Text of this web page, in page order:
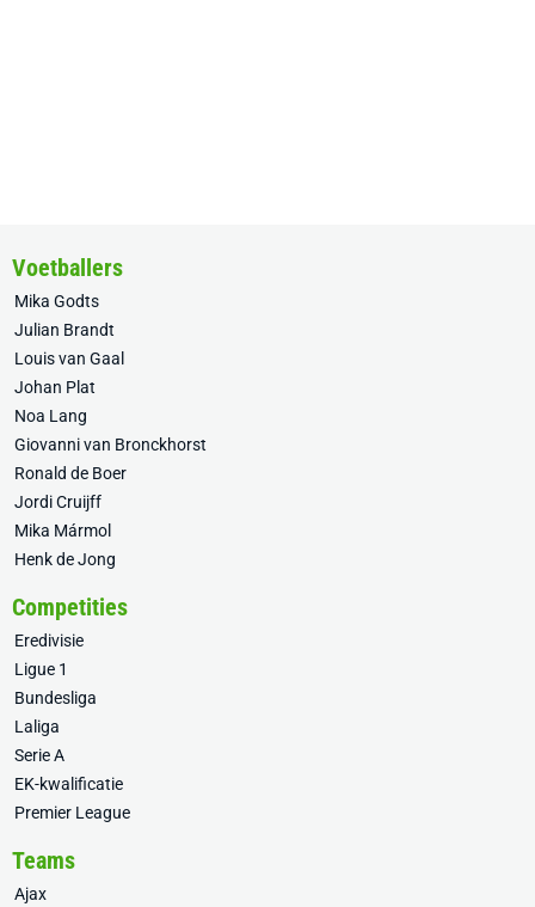
Voetballers
Mika Godts
Julian Brandt
Louis van Gaal
Johan Plat
Noa Lang
Giovanni van Bronckhorst
Ronald de Boer
Jordi Cruijff
Mika Mármol
Henk de Jong
Competities
Eredivisie
Ligue 1
Bundesliga
Laliga
Serie A
EK-kwalificatie
Premier League
Teams
Ajax